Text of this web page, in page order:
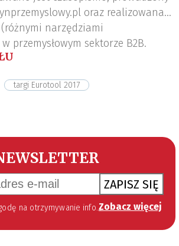
oraz realizowana
narzędziami
przemysłowym sektorze B2B.
targi Eurotool 2017
ZAPISZ SIĘ
poczty elektronicznej zgodnie z przepisem art. 10 ust 2 ustawy z dnia 18 lipca 2002 roku o świadczeniu usług drogą elektroniczną (Dz. U. 144 z 2002 r. poz. 1204). Zgoda jest dobrowolna, jednak jej wyrażenie jest konieczne, aby otrzymywać newsletter. Zobacz więcej